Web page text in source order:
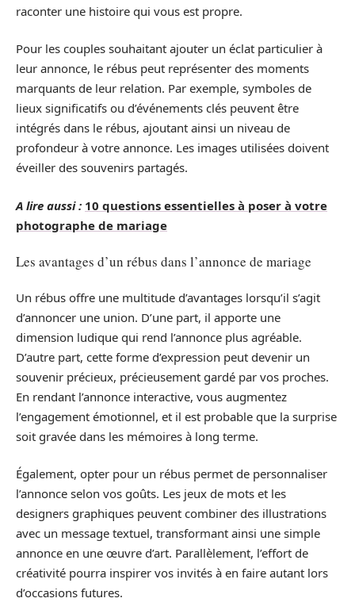
raconter une histoire qui vous est propre.
Pour les couples souhaitant ajouter un éclat particulier à
leur annonce, le rébus peut représenter des moments
marquants de leur relation. Par exemple, symboles de
lieux significatifs ou d’événements clés peuvent être
intégrés dans le rébus, ajoutant ainsi un niveau de
profondeur à votre annonce. Les images utilisées doivent
éveiller des souvenirs partagés.
A lire aussi : 10 questions essentielles à poser à votre
photographe de mariage
Les avantages d’un rébus dans l’annonce de mariage
Un rébus offre une multitude d’avantages lorsqu’il s’agit
d’annoncer une union. D’une part, il apporte une
dimension ludique qui rend l’annonce plus agréable.
D’autre part, cette forme d’expression peut devenir un
souvenir précieux, précieusement gardé par vos proches.
En rendant l’annonce interactive, vous augmentez
l’engagement émotionnel, et il est probable que la surprise
soit gravée dans les mémoires à long terme.
Également, opter pour un rébus permet de personnaliser
l’annonce selon vos goûts. Les jeux de mots et les
designers graphiques peuvent combiner des illustrations
avec un message textuel, transformant ainsi une simple
annonce en une œuvre d’art. Parallèlement, l’effort de
créativité pourra inspirer vos invités à en faire autant lors
d’occasions futures.